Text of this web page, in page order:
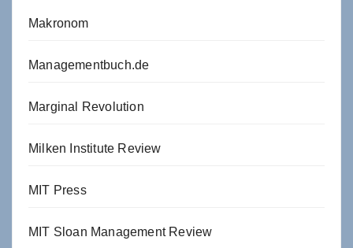
Makronom
Managementbuch.de
Marginal Revolution
Milken Institute Review
MIT Press
MIT Sloan Management Review